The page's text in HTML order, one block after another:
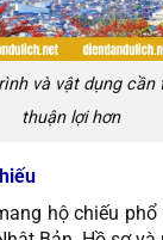
và vật dụng
thuận lợi hơn
hộ chiếu